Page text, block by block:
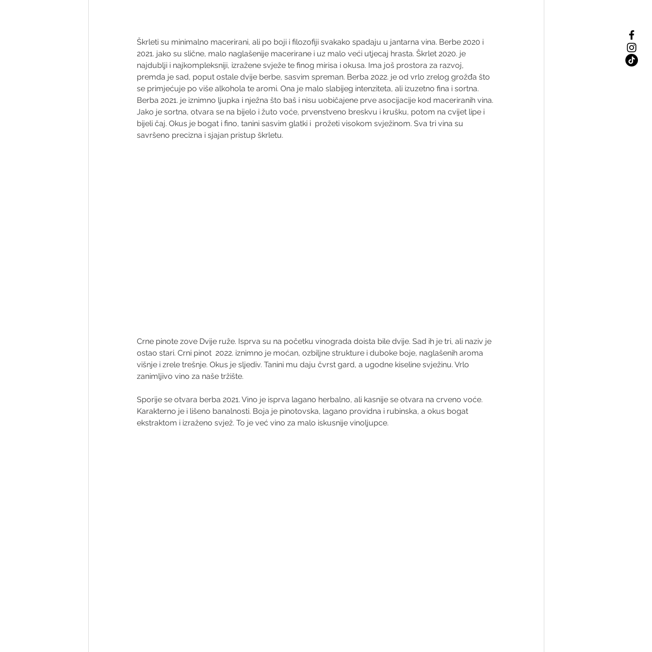
Škrleti su minimalno macerirani, ali po boji i filozofiji svakako spadaju u jantarna vina. Berbe 2020 i
2021. jako su slične, malo naglašenije macerirane i uz malo veći utjecaj hrasta. Škrlet 2020. je
najdublji i najkompleksniji, izražene svježe te finog mirisa i okusa. Ima još prostora za razvoj,
premda je sad, poput ostale dvije berbe, sasvim spreman. Berba 2022. je od vrlo zrelog grožđa što
se primjećuje po više alkohola te aromi. Ona je malo slabijeg intenziteta, ali izuzetno fina i sortna.
Berba 2021. je iznimno ljupka i nježna što baš i nisu uobičajene prve asocijacije kod maceriranih vina.
Jako je sortna, otvara se na bijelo i žuto voće, prvenstveno breskvu i krušku, potom na cvijet lipe i
bijeli čaj. Okus je bogat i fino, tanini sasvim glatki i  prožeti visokom svježinom. Sva tri vina su
savršeno precizna i sjajan pristup škrletu.
Crne pinote zove Dvije ruže. Isprva su na početku vinograda doista bile dvije. Sad ih je tri, ali naziv je
ostao stari. Crni pinot  2022. iznimno je moćan, ozbiljne strukture i duboke boje, naglašenih aroma
višnje i zrele trešnje. Okus je sljediv. Tanini mu daju čvrst gard, a ugodne kiseline svježinu. Vrlo
zanimljivo vino za naše tržište.
Sporije se otvara berba 2021. Vino je isprva lagano herbalno, ali kasnije se otvara na crveno voće.
Karakterno je i lišeno banalnosti. Boja je pinotovska, lagano providna i rubinska, a okus bogat
ekstraktom i izraženo svjež. To je već vino za malo iskusnije vinoljupce.